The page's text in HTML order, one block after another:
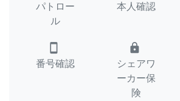
パトロー
ル
本人確認
smartphone
番号確認
lock
シェアワ
ーカー保
険